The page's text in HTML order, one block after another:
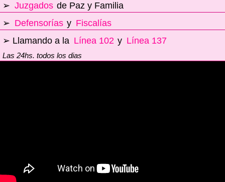
➢ Juzgados de Paz y Familia
➢ Defensorías y Fiscalías
➢ Llamando a la Línea 102 y Línea 137
Las 24hs. todos los dias